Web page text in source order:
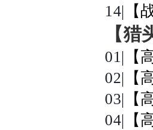
14| 【
【猎
01| 【
02| 【
03| 【
04| 【